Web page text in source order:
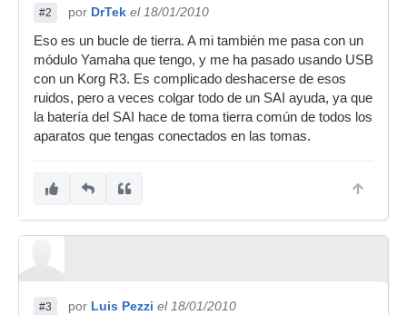
#2 por DrTek el 18/01/2010
Eso es un bucle de tierra. A mi también me pasa con un
módulo Yamaha que tengo, y me ha pasado usando USB
con un Korg R3. Es complicado deshacerse de esos
ruidos, pero a veces colgar todo de un SAI ayuda, ya que
la batería del SAI hace de toma tierra común de todos los
aparatos que tengas conectados en las tomas.
#3 por Luis Pezzi el 18/01/2010